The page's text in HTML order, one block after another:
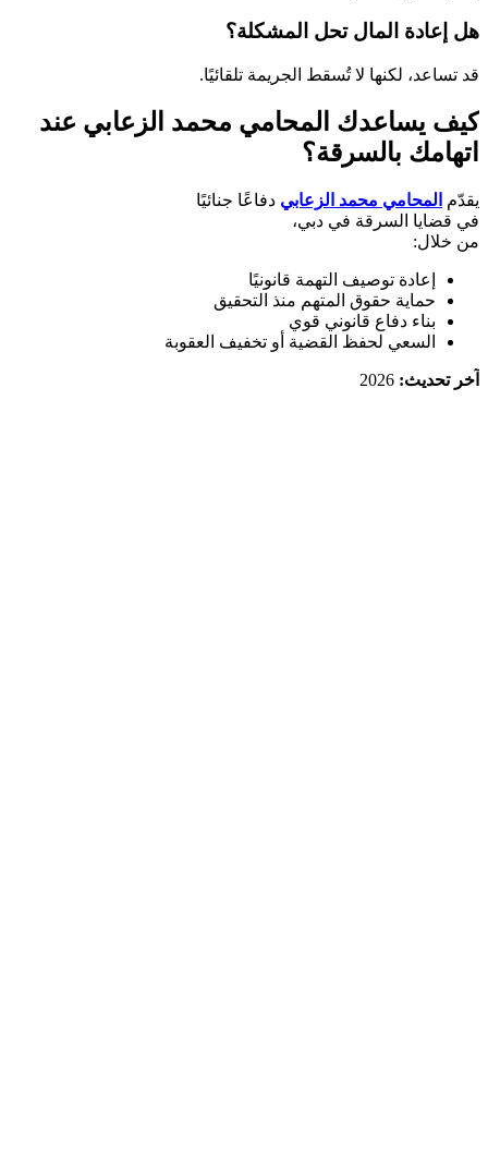
هل إعادة المال تحل المشكلة؟
قد تساعد، لكنها لا تُسقط الجريمة تلقائيًا.
كيف يساعدك المحامي محمد الزعابي عند
اتهامك بالسرقة؟
يقدّم المحامي محمد الزعابي دفاعًا جنائيًا
في قضايا السرقة في دبي،
من خلال:
إعادة توصيف التهمة قانونيًا
حماية حقوق المتهم منذ التحقيق
بناء دفاع قانوني قوي
السعي لحفظ القضية أو تخفيف العقوبة
آخر تحديث: